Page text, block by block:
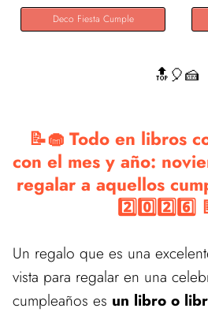
Deco Fiesta Cumple
🔝🎈🍰
📝🧁 Todo en libros
con el mes y año:
regalar a aquellos
2️⃣0️⃣2️⃣6️⃣
Un regalo que es una
vista para regalar en una
cumpleaños es un libro o